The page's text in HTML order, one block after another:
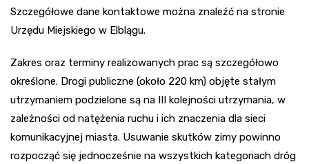
Szczegółowe dane kontaktowe można znaleźć na stronie
Urzędu Miejskiego w Elblągu.
Zakres oraz terminy realizowanych prac są szczegółowo
określone. Drogi publiczne (około 220 km) objęte stałym
utrzymaniem podzielone są na III kolejności utrzymania, w
zależności od natężenia ruchu i ich znaczenia dla sieci
komunikacyjnej miasta. Usuwanie skutków zimy powinno
rozpocząć się jednocześnie na wszystkich kategoriach dróg